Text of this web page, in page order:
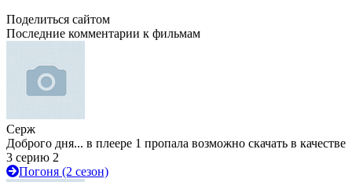
Поделиться сайтом
Последние комментарии к фильмам
Серж
Доброго дня... в плеере 1 пропала возможно скачать в качестве
3 серию 2
Погоня (2 сезон)